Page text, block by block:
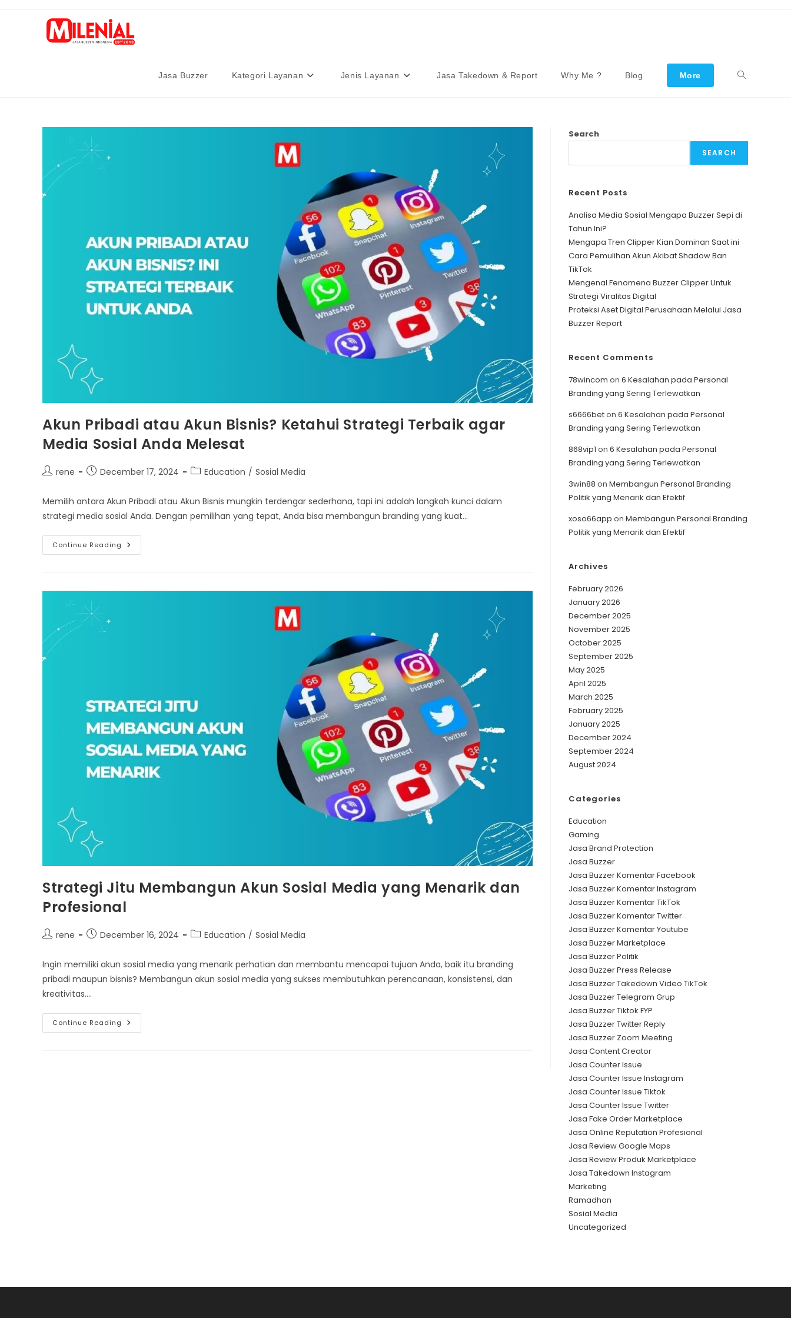
Jasa Buzzer Kategori Layanan Jenis Layanan Jasa Takedown & Report Why Me ? Blog More Toggle
Akun Pribadi atau Akun Bisnis? Ketahui Strategi Terbaik agar
Media Sosial Anda Melesat
Postrene
PostDecember 17, 2024
PostEducation / Sosial Media
Memilih antara Akun Pribadi atau Akun Bisnis mungkin terdengar sederhana, tapi ini adalah langkah kunci dalam
strategi media sosial Anda. Dengan pemilihan yang tepat, Anda bisa membangun branding yang kuat…
Continue Reading Akun
Pribadi
Strategi
Strategi Jitu Membangun Akun Sosial Media yang Menarik dan
Profesional
Postrene
PostDecember 16, 2024
PostEducation / Sosial Media
Ingin memiliki akun sosial media yang menarik perhatian dan membantu mencapai tujuan Anda, baik itu branding
pribadi maupun bisnis? Membangun akun sosial media yang sukses membutuhkan perencanaan, konsistensi, dan
kreativitas.…
Continue Reading Strategi
Jitu
Search
SEARCH
Recent Posts
Analisa Media Sosial Mengapa Buzzer Sepi di
Tahun Ini?
Mengapa Tren Clipper Kian Dominan Saat ini
Cara Pemulihan Akun Akibat Shadow Ban
TikTok
Mengenal Fenomena Buzzer Clipper Untuk
Strategi Viralitas Digital
Proteksi Aset Digital Perusahaan Melalui Jasa
Buzzer Report
Recent Comments
78wincom on 6 Kesalahan pada Personal
Branding yang Sering Terlewatkan
s6666beton 6 Kesalahan pada Personal
Branding yang Sering Terlewatkan
868vip1 on 6 Kesalahan pada Personal
Branding yang Sering Terlewatkan
3win88 on Membangun Personal Branding
Politik yang Menarik dan Efektif
xoso66app on Membangun Personal Branding
Politik yang Menarik dan Efektif
Archives
February 2026
January 2026
December 2025
November 2025
October 2025
September 2025
May 2025
April 2025
March 2025
February 2025
January 2025
December 2024
September 2024
August 2024
Categories
Education
Gaming
Jasa Brand Protection
Jasa Buzzer
Jasa Buzzer Komentar Facebook
Jasa Buzzer Komentar Instagram
Jasa Buzzer Komentar TikTok
Jasa Buzzer Komentar Twitter
Jasa Buzzer Komentar Youtube
Jasa Buzzer Marketplace
Jasa Buzzer Politik
Jasa Buzzer Press Release
Jasa Buzzer Takedown Video TikTok
Jasa Buzzer Telegram Grup
Jasa Buzzer Tiktok FYP
Jasa Buzzer Twitter Reply
Jasa Buzzer Zoom Meeting
Jasa Content Creator
Jasa Counter Issue
Jasa Counter Issue Instagram
Jasa Counter Issue Tiktok
Jasa Counter Issue Twitter
Jasa Fake Order Marketplace
Jasa Online Reputation Profesional
Jasa Review Google Maps
Jasa Review Produk Marketplace
Jasa Takedown Instagram
Marketing
Ramadhan
Sosial Media
Uncategorized